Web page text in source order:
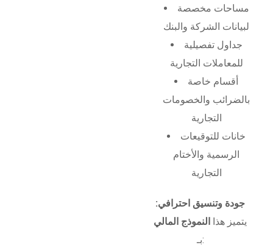
مساحات مخصصة
لبيانات الشركة والبنك
جداول تفصيلية
للمعاملات التجارية
أقسام خاصة
بالضرائب والخصومات
التجارية
خانات للتوقيعات
الرسمية والأختام
التجارية
جودة وتنسيق احترافي:
يتميز هذا
النموذج المالي
بـ: